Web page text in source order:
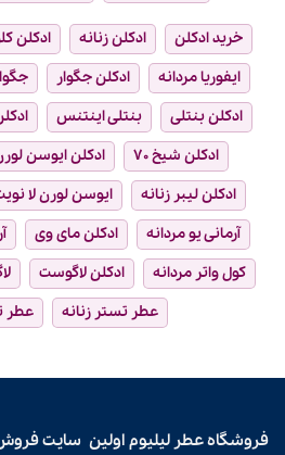
خرید ادکلن ادکلن زنانه ادکلن کلوین
ایفوریا مردانه
ادکلن جگوار جگوار
ادکلن بنتلی
بنتلی اینتنس ادکلن
ادکلن شیخ ۷۰
ادکلن ایوسن لورن
ادکلن لیبر زنانه
ایوسن لورن لا نویت
آرمانی یو مردانه
ادکلن مای وی آرمانی
کول واتر مردانه
ادکلن لاگوست
عطر تستر زنانه
عطر تستر
عطر لیلیوم اولین سایت فروش عطر